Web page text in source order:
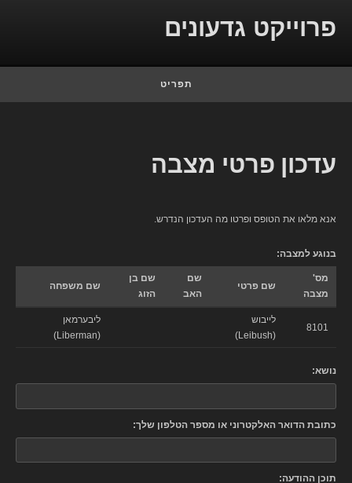
פרוייקט גדעונים
תפריט
עדכון פרטי מצבה
אנא מלאו את הטופס ופרטו מה העדכון הנדרש.
בנוגע למצבה:
מס'
מצבה
שם פרטי
שם
האב
שם בן
הזוג
שם משפחה
8101
לייבוש
(Leibush)
ליבערמאן
(Liberman)
נושא:
כתובת הדואר האלקטרוני או מספר הטלפון שלך:
תוכן ההודעה: